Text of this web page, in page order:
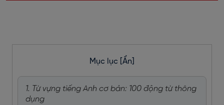
Mục lục [Ẩn]
1. Từ vựng tiếng Anh cơ bản: 100 động từ thông
dụng